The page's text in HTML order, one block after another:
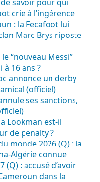
savoir pour qui
crie à l’ingérence
: la Fecafoot lui
Marc Brys riposte
“nouveau Messi”
à 16 ans ?
annonce un derby
(officiel)
ses sanctions,
Lookman est-il
de penalty ?
monde 2026 (Q) : la
Algérie connue
(Q) : accusé d’avoir
dans la